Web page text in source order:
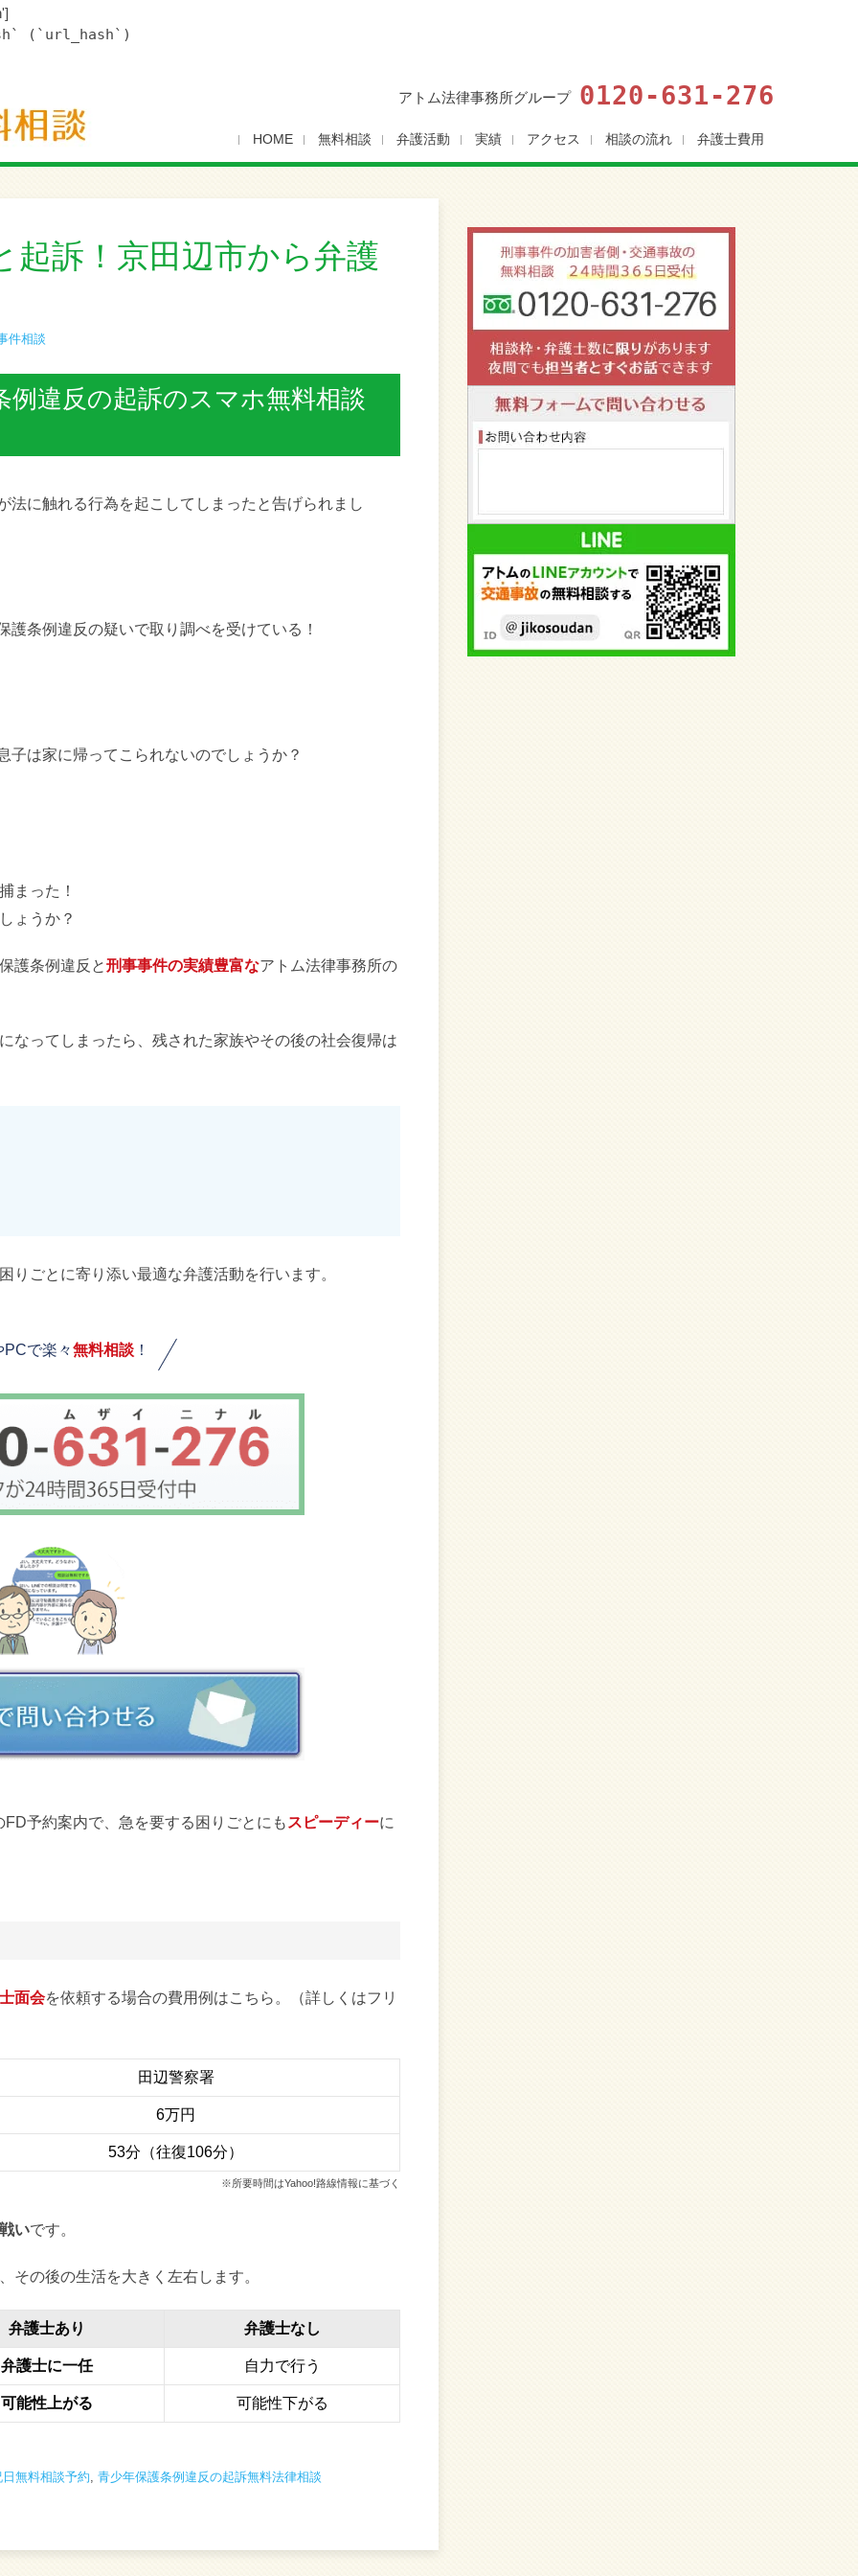
(`url_hash`)
アトム法律事務所グループ 0120-631-276
HOME 無料相談 弁護活動 実績 アクセス 相談の流れ 弁護士費用
起訴！京田辺市から弁護
件相談
例違反の起訴のスマホ無料相談
法に触れる行為を起こしてしまったと告げられまし
護条例違反の疑いで取り調べを受けている！
子は家に帰ってこられないのでしょうか？
まった！
ょうか？
護条例違反と刑事事件の実績豊富なアトム法律事務所の
なってしまったら、残された家族やその後の社会復帰は
ごとに寄り添い最適な弁護活動を行います。
で楽々無料相談 ！
FD予約案内で、急を要する困りごとにも スピーディーに
面会を依頼する場合の費用例はこちら。（詳しくはフリ
田辺警察署
6万円
53分（往復106分）
※所要時間はYahoo!路線情報に基づく
いです。
その後の生活を大きく左右します。
弁護士あり 弁護士なし
弁護士に一任 自力で行う
可能性上がる 可能性下がる
無料相談予約 青少年保護条例違反の起訴無料法律相談